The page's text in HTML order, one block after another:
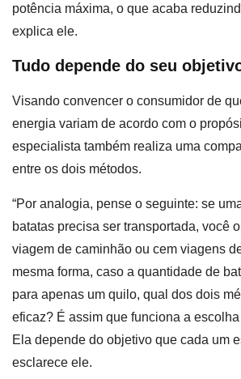
potência máxima, o que acaba
explica ele.
Tudo depende do seu
Visando convencer o consumidor de
energia variam de acordo com o
especialista também realiza uma
entre os dois métodos.
“Por analogia, pense o seguinte: se
batatas precisa ser transportada, você
viagem de caminhão ou cem viagens
mesma forma, caso a quantidade de
para apenas um quilo, qual dos dois
eficaz? É assim que funciona a
Ela depende do objetivo que cada um
esclarece ele.